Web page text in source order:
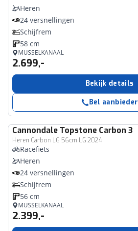
Heren
24 versnellingen
Schijfrem
58 cm
MUSSELKANAAL
2.699,-
Bekijk details
Bel aanbieder
Cannondale Topstone Carbon 3
Heren Carbon LG 56cm LG 2024
Racefiets
Heren
24 versnellingen
Schijfrem
56 cm
MUSSELKANAAL
2.399,-